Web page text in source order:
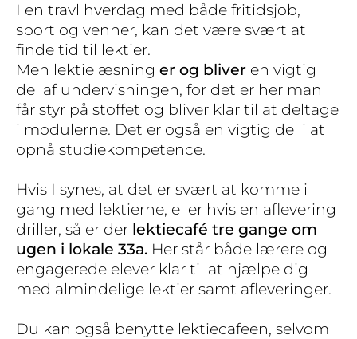
I en travl hverdag med både fritidsjob,
sport og venner, kan det være svært at
finde tid til lektier.
Men lektielæsning er og bliver en vigtig
del af undervisningen, for det er her man
får styr på stoffet og bliver klar til at deltage
i modulerne. Det er også en vigtig del i at
opnå studiekompetence.
Hvis I synes, at det er svært at komme i
gang med lektierne, eller hvis en aflevering
driller, så er der lektiecafé tre gange om
ugen i lokale 33a. Her står både lærere og
engagerede elever klar til at hjælpe dig
med almindelige lektier samt afleveringer.
Du kan også benytte lektiecafeen, selvom